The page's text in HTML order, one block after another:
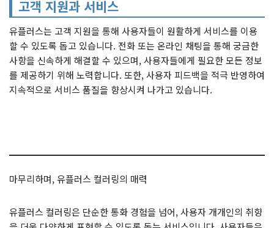
고객 지원과 서비스
유플러스는 고객 지원을 통해 사용자들이 원활하게 서비스를 이용
할 수 있도록 돕고 있습니다. 전화 또는 온라인 채팅을 통해 궁금한
사항을 신속하게 해결할 수 있으며, 사용자들에게 필요한 모든 정보
를 제공하기 위해 노력합니다. 또한, 사용자 피드백을 적극 반영하여
지속적으로 서비스 품질을 향상시켜 나가고 있습니다.
마무리하며, 유플러스 컬러링의 매력
유플러스 컬러링은 단순한 통화 경험을 넘어, 사용자 개개인의 취향